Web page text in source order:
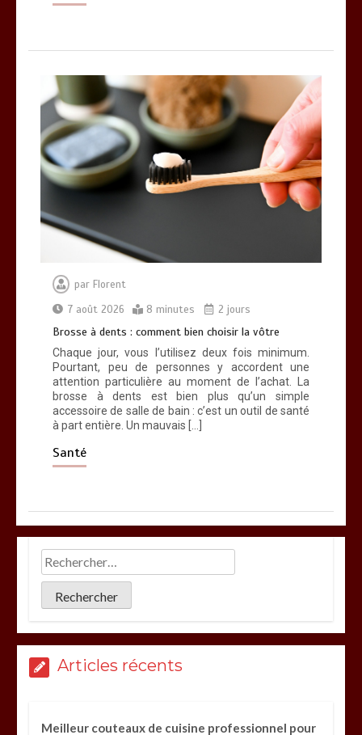
par Florent
7 août 2026
8 minutes 2 jours
Brosse à dents : comment bien choisir la vôtre
Chaque jour, vous l’utilisez deux fois minimum.
Pourtant, peu de personnes y accordent une
attention particulière au moment de l’achat. La
brosse à dents est bien plus qu’un simple
accessoire de salle de bain : c’est un outil de santé
à part entière. Un mauvais […]
Santé
Articles récents
Meilleur couteaux de cuisine professionnel pour